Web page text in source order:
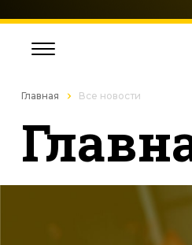
Главная Все новости